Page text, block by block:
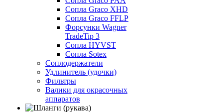
Сопла Graco XHD
Сопла Graco FFLP
Форсунки Wagner
TradeTip 3
Сопла HYVST
Сопла Sotex
Соплодержатели
Удлинитель (удочки)
Фильтры
Валики для окрасочных
аппаратов